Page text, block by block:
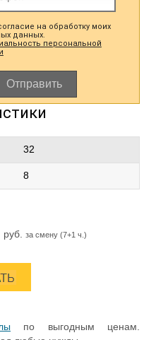
на обработку моих
данных.
персональной
Отправить
32
8
руб. за смену (7+1 ч.)
по выгодным ценам.